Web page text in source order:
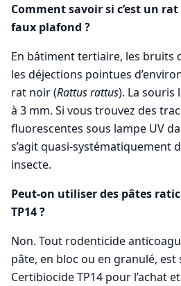
Comment savoir si c’est un
faux plafond ?
En bâtiment tertiaire, les bruits
les déjections pointues
rat noir (Rattus rattus). La souris
à 3 mm. Si vous trouvez des
fluorescentes sous lampe UV
s’agit quasi-systématiquement
insecte.
Peut-on utiliser des pâtes
TP14 ?
Non. Tout rodenticide
pâte, en bloc ou en granulé, est
Certibiocide TP14 pour l’achat